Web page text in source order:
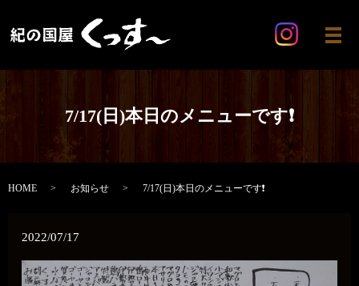
メ
7/17(日)本日のメニューです❗
HOME お知らせ 7/17(日)本日のメニューです❗
2022/07/17